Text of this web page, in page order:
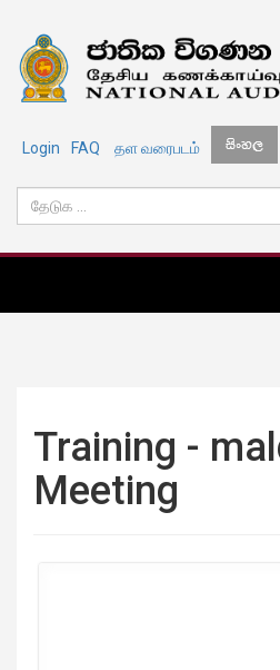
Login FAQ தள வரைபடம்
Training -
Meeting